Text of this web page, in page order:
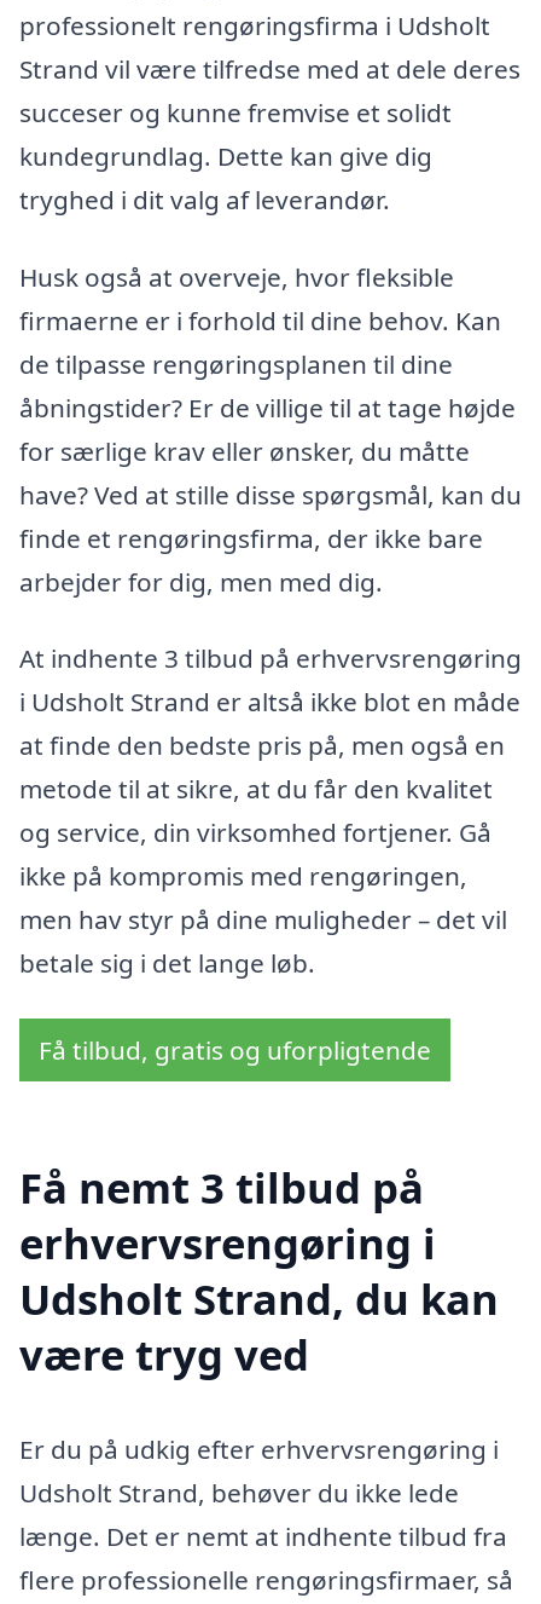
professionelt rengøringsfirma i Udsholt
Strand vil være tilfredse med at dele deres
succeser og kunne fremvise et solidt
kundegrundlag. Dette kan give dig
tryghed i dit valg af leverandør.
Husk også at overveje, hvor fleksible
firmaerne er i forhold til dine behov. Kan
de tilpasse rengøringsplanen til dine
åbningstider? Er de villige til at tage højde
for særlige krav eller ønsker, du måtte
have? Ved at stille disse spørgsmål, kan du
finde et rengøringsfirma, der ikke bare
arbejder for dig, men med dig.
At indhente 3 tilbud på erhvervsrengøring
i Udsholt Strand er altså ikke blot en måde
at finde den bedste pris på, men også en
metode til at sikre, at du får den kvalitet
og service, din virksomhed fortjener. Gå
ikke på kompromis med rengøringen,
men hav styr på dine muligheder – det vil
betale sig i det lange løb.
Få tilbud, gratis og uforpligtende
Få nemt 3 tilbud på
erhvervsrengøring i
Udsholt Strand, du kan
være tryg ved
Er du på udkig efter erhvervsrengøring i
Udsholt Strand, behøver du ikke lede
længe. Det er nemt at indhente tilbud fra
flere professionelle rengøringsfirmaer, så